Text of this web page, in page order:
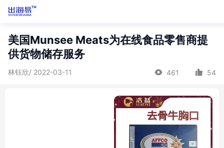
美国Munsee Meats为在线食品零售商提
供货物储存服务
林钰欣/ 2022-03-11 461 54